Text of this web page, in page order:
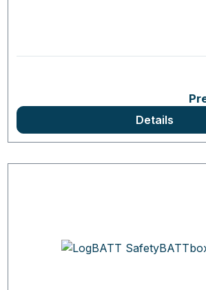
Details